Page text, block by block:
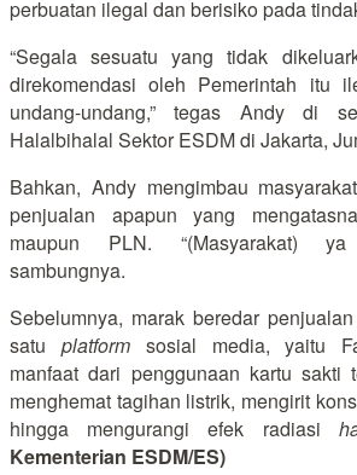
perbuatan ilegal dan berisiko pada
“Segala sesuatu yang tidak
direkomendasi oleh Pemerintah itu
undang-undang,” tegas Andy di
Halalbihalal Sektor ESDM di Jakarta,
Bahkan, Andy mengimbau
penjualan apapun yang
maupun PLN. “(Masyarakat)
sambungnya.
Sebelumnya, marak beredar
satu platformsosial media, yaitu
manfaat dari penggunaan kartu sakti
menghemat tagihan listrik, mengirit
hingga mengurangi efek radiasi
Kementerian ESDM/ES)